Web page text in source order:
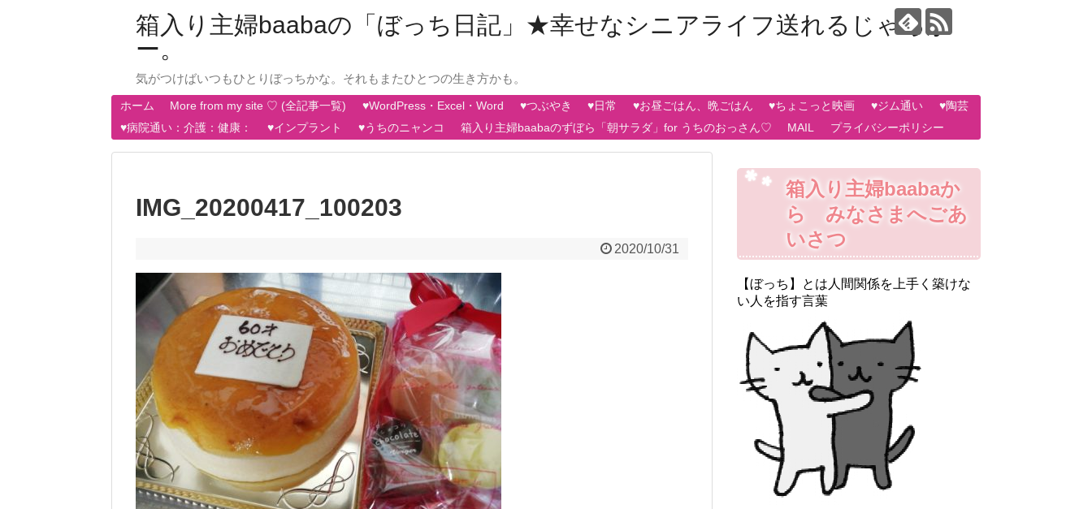
箱入り主婦baabaの「ぼっち日記」★幸せなシニアライフ送れるじゃろか
ー。
気がつけばいつもひとりぼっちかな。それもまたひとつの生き方かも。
ホーム More from my site ♡ (全記事一覧) ♥WordPress・Excel・Word ♥つぶやき ♥日常 ♥お昼ごはん、晩ごはん ♥ちょこっと映画 ♥ジム通い
♥陶芸
♥病院通い：介護：健康：
♥インプラント ♥うちのニャンコ 箱入り主婦baabaのずぼら「朝サラダ」for うちのおっさん♡ MAIL プライバシーポリシー
IMG_20200417_100203
2020/10/31
箱入り主婦baabaか
ら みなさまへごあ
いさつ
【ぼっち】とは人間関係を上手く築けな
い人を指す言葉